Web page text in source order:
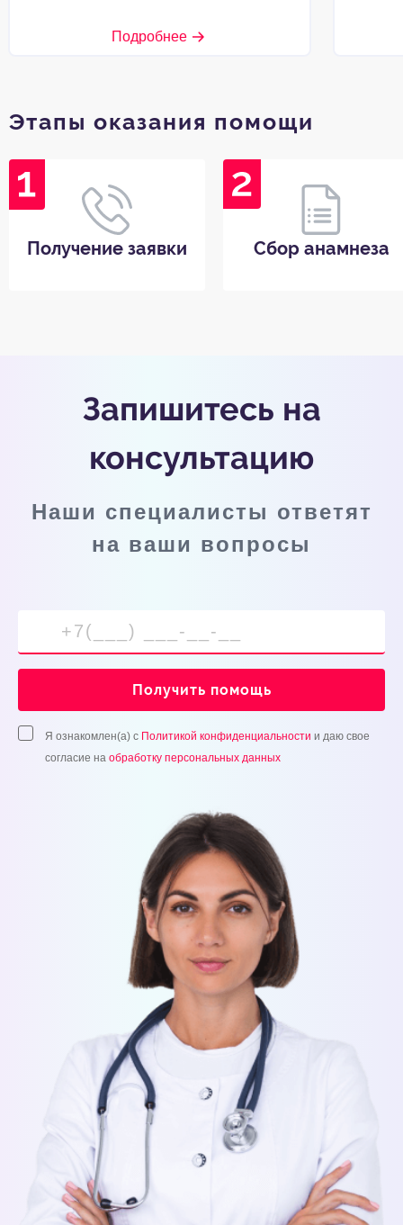
Подробнее
Этапы оказания помощи
Получение заявки Сбор анамнеза
Запишитесь на
консультацию
Наши специалисты ответят
на ваши вопросы
Получить помощь
Я ознакомлен(а) с Политикой конфиденциальности и даю свое
согласие на обработку персональных данных